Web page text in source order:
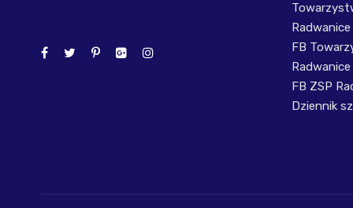
Radwanice
FB
Radwanice
FB ZSP
Dziennik